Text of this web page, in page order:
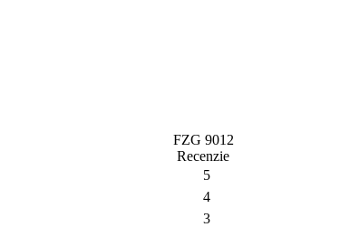
FZG 9012
Recenzie
5
4
3